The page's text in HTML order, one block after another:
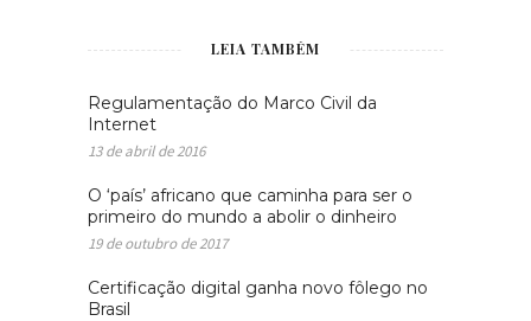
LEIA TAMBÉM
Regulamentação do Marco Civil da
Internet
13 de abril de 2016
O ‘país’ africano que caminha para ser o
primeiro do mundo a abolir o dinheiro
19 de outubro de 2017
Certificação digital ganha novo fôlego no
Brasil